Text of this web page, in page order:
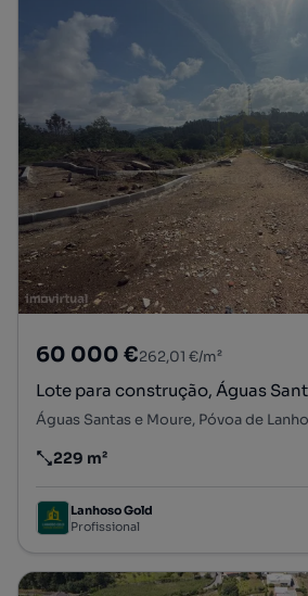
60 000 €262,01 €/m²
Lote para construção, Águas
Águas Santas e Moure, Póvoa de
Preço por metro quadrado
229 m²
Lanhoso Gold
Profissional